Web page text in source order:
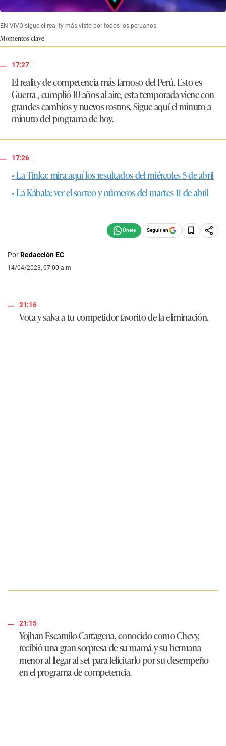
EN VIVO sigue el reality más visto por todos los peruanos.
Momentos clave
17:27
|
El reality de competencia más famoso del Perú, Esto es
Guerra , cumplió 10 años al aire, esta temporada viene con
grandes cambios y nuevos rostros. Sigue aquí el minuto a
minuto del programa de hoy.
17:26
|
• La Tinka: mira aquí los resultados del miércoles 5 de abril
• La Kábala: ver el sorteo y números del martes 11 de abril
Seguir en
PorRedacción EC
14/04/2023, 07:00 a.m.
21:16
Vota y salva a tu competidor favorito de la eliminación.
21:15
Yojhan Escamilo Cartagena, conocido como Chevy,
recibió una gran sorpresa de su mamá y su hermana
menor al llegar al set para felicitarlo por su desempeño
en el programa de competencia.